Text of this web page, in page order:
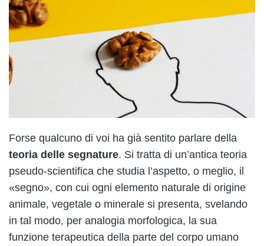
Forse qualcuno di voi ha già sentito parlare della
teoria delle segnature. Si tratta di un’antica teoria
pseudo-scientifica che studia l’aspetto, o meglio, il
«segno», con cui ogni elemento naturale di origine
animale, vegetale o minerale si presenta, svelando
in tal modo, per analogia morfologica, la sua
funzione terapeutica della parte del corpo umano